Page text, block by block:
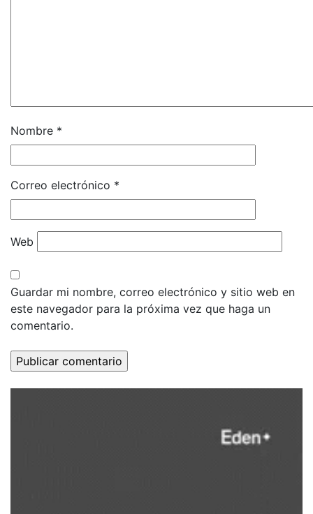
Nombre *
Correo electrónico *
Web
Guardar mi nombre, correo electrónico y sitio web en
este navegador para la próxima vez que haga un
comentario.